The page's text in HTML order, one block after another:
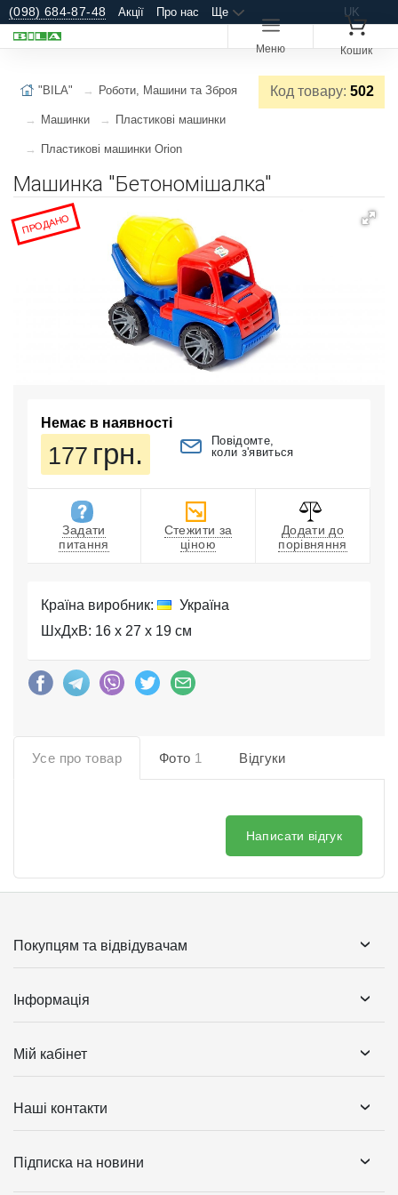
(098) 684-87-48 Акції Про нас Ще UK
Меню Кошик
Код товару: 502
"BILA" Роботи, Машини та Зброя
Машинки Пластикові машинки
Пластикові машинки Orion
Машинка "Бетономішалка"
ПРОДАНО
Немає в наявності
177 грн.
Повідомте,
коли з'явиться
Задати
питання
Стежити за
ціною
Додати до
порівняння
Країна виробник:
Україна
ШхДхВ: 16 x 27 x 19 см
Усе про товар Фото 1 Відгуки
Написати відгук
Покупцям та відвідувачам
Інформація
Мій кабінет
Наші контакти
Підписка на новини